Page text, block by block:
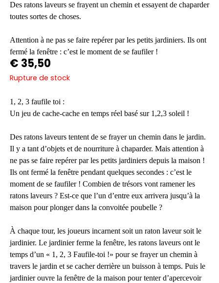
Des ratons laveurs se frayent un chemin et essayent de chaparder
toutes sortes de choses.
Attention à ne pas se faire repérer par les petits jardiniers. Ils ont
fermé la fenêtre : c’est le moment de se faufiler !
€ 35,50
Rupture de stock
1, 2, 3 faufile toi :
Un jeu de cache-cache en temps réel basé sur 1,2,3 soleil !
Des ratons laveurs tentent de se frayer un chemin dans le jardin.
Il y a tant d’objets et de nourriture à chaparder. Mais attention à
ne pas se faire repérer par les petits jardiniers depuis la maison !
Ils ont fermé la fenêtre pendant quelques secondes : c’est le
moment de se faufiler ! Combien de trésors vont ramener les
ratons laveurs ? Est-ce que l’un d’entre eux arrivera jusqu’à la
maison pour plonger dans la convoitée poubelle ?
À chaque tour, les joueurs incarnent soit un raton laveur soit le
jardinier. Le jardinier ferme la fenêtre, les ratons laveurs ont le
temps d’un « 1, 2, 3 Faufile-toi !» pour se frayer un chemin à
travers le jardin et se cacher derrière un buisson à temps. Puis le
jardinier ouvre la fenêtre de la maison pour tenter d’apercevoir